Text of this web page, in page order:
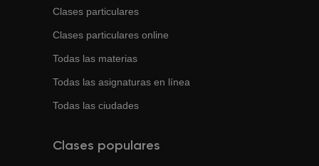
Clases particulares
Clases particulares online
Todas las materias
Todas las asignaturas en línea
Todas las ciudades
Clases populares